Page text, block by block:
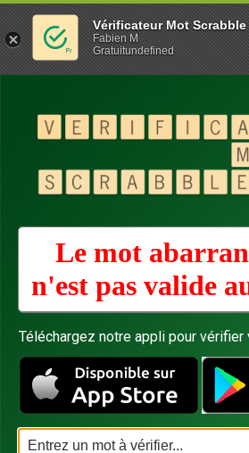
Le mot
n'est pas valide
Téléchargez notre appli pour
Vérificateur Mot Scrabble
Fabien M
Gratuitundefined